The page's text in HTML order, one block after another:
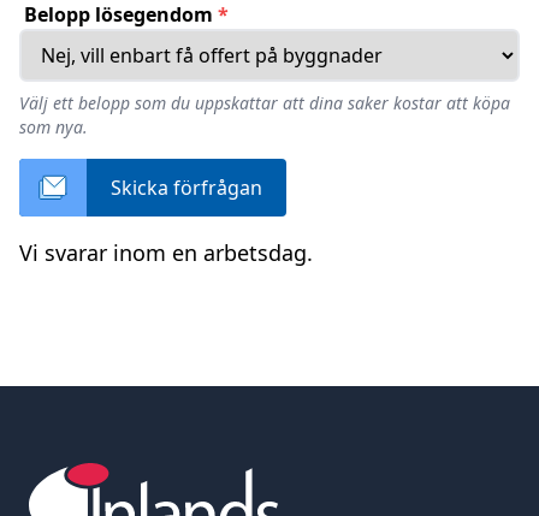
Belopp lösegendom *
Välj ett belopp som du uppskattar att dina saker kostar att köpa
som nya.
Skicka förfrågan
Vi svarar inom en arbetsdag.